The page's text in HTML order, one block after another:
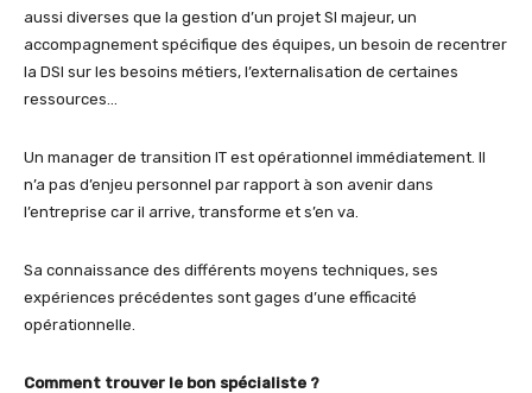
aussi diverses que la gestion d’un projet SI majeur, un
accompagnement spécifique des équipes, un besoin de recentrer
la DSI sur les besoins métiers, l’externalisation de certaines
ressources…
Un manager de transition IT est opérationnel immédiatement. Il
n’a pas d’enjeu personnel par rapport à son avenir dans
l’entreprise car il arrive, transforme et s’en va.
Sa connaissance des différents moyens techniques, ses
expériences précédentes sont gages d’une efficacité
opérationnelle.
Comment trouver le bon spécialiste ?